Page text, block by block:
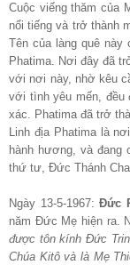
Cuộc viếng thăm của
nổi tiếng và trở thành
Tên của làng quê
Phatima. Nơi đây đã
với nơi này, nhờ kêu
với tình yêu mến,
xác. Phatima đã trở
Linh địa Phatima là
hành hương, và đang
thứ tư, Đức Thánh
Ngày 13-5-1967:Đức
năm Đức Mẹ hiện ra.
được tôn kính Đức
Chúa Kitô và là Mẹ